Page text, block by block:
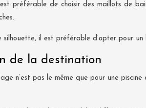
préférable de choisir des maillots de
silhouette, il est préférable d’opter pour
de la destination
n’est pas le même que pour une